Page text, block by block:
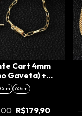
Cart 4mm
Gaveta) +
Cruz
(M)
60cm
R$179,90